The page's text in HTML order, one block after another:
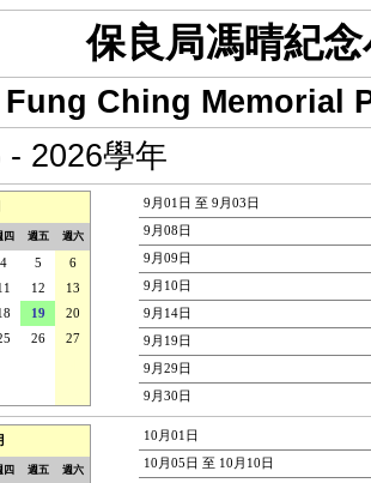
保良局馮晴紀
Fung Ching Memorial
- 2026學年
四 週五 週六
4 5
6
12
13
19
20
26
27
9月01日 至 9月03日
9月08日
9月09日
9月10日
9月14日
9月19日
9月29日
9月30日
四 週五 週六
10月01日
10月05日 至 10月10日